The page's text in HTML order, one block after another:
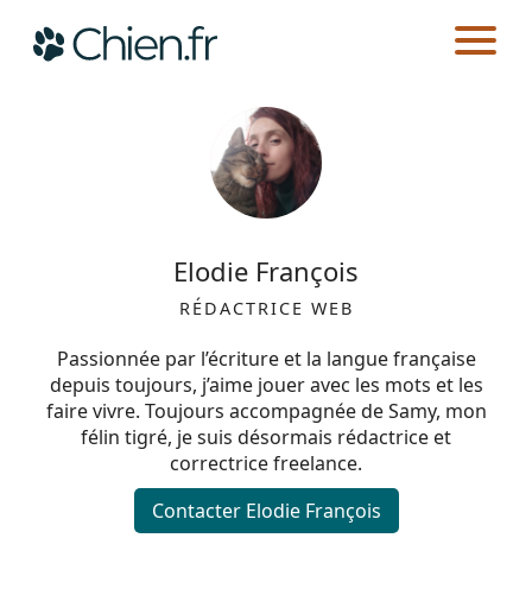
Actualités
Races
Guides
CHIEN.FR AUTEURS
Elodie François
RÉDACTRICE WEB
Passionnée par l’écriture et la langue française
depuis toujours, j’aime jouer avec les mots et les
faire vivre. Toujours accompagnée de Samy, mon
félin tigré, je suis désormais rédactrice et
correctrice freelance.
Contacter Elodie François